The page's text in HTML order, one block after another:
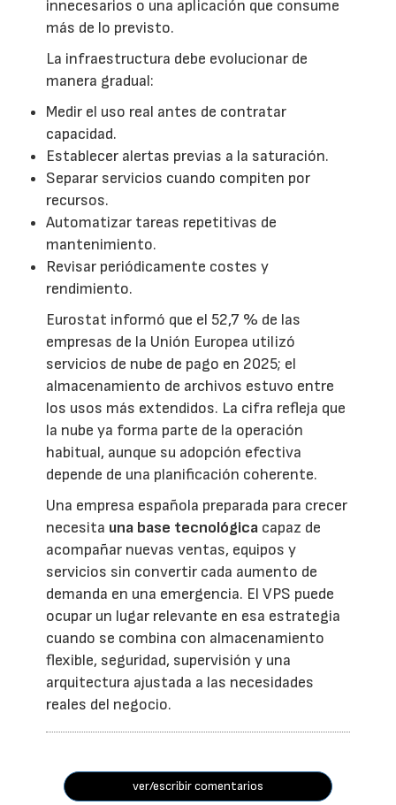
innecesarios o una aplicación que consume
más de lo previsto.
La infraestructura debe evolucionar de
manera gradual:
Medir el uso real antes de contratar
capacidad.
Establecer alertas previas a la saturación.
Separar servicios cuando compiten por
recursos.
Automatizar tareas repetitivas de
mantenimiento.
Revisar periódicamente costes y
rendimiento.
Eurostat informó que el 52,7 % de las
empresas de la Unión Europea utilizó
servicios de nube de pago en 2025; el
almacenamiento de archivos estuvo entre
los usos más extendidos. La cifra refleja que
la nube ya forma parte de la operación
habitual, aunque su adopción efectiva
depende de una planificación coherente.
Una empresa española preparada para crecer
necesita una base tecnológica capaz de
acompañar nuevas ventas, equipos y
servicios sin convertir cada aumento de
demanda en una emergencia. El VPS puede
ocupar un lugar relevante en esa estrategia
cuando se combina con almacenamiento
flexible, seguridad, supervisión y una
arquitectura ajustada a las necesidades
reales del negocio.
ver/escribir comentarios